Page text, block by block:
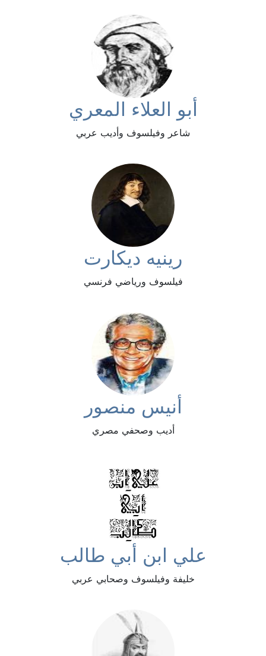
أبو العلاء المعري
شاعر وفيلسوف وأديب عربي
رينيه ديكارت
فيلسوف ورياضي فرنسي
أنيس منصور
أديب وصحفي مصري
علي ابن أبي طالب
خليفة وفيلسوف وصحابي عربي